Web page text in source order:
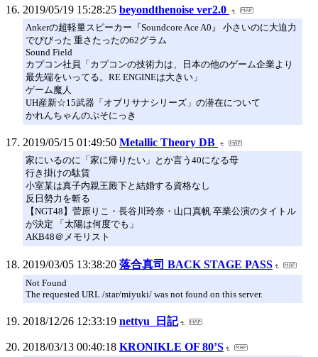
2019/05/19 15:28:25 beyondthenoise ver2.0
Ankerの超軽量スピーカー『Soundcore Ace A0』 小さいのに大迫力
でびびった 重さたったの62グラム
Sound Field
カプコン社員「カプコンの技術力は、日本の他のゲーム企業より
最先端をいってる。RE ENGINEは大きい」
ゲーム魔人
UH産新☆15武器「オブリサナシリーズ」の潜在について
かれんちゃんのぷそにっき
2019/05/15 01:49:50 Metallic Theory DB
家にいるのに「家に帰りたい」とか言う40になる母
行き掛けの駄賃
小室某は真子内親王殿下と結婚する資格なし
反日勢力を斬る
【NGT48】菅原りこ・長谷川玲奈・山口真帆 卒業公演のタイトル
が決定 「太陽は何度でも」
AKB48＠メモリスト
2019/03/05 13:38:20 落合真司 BACK STAGE PASS
Not Found
The requested URL /star/miyuki/ was not found on this server.
2018/12/26 12:33:19 nettyu_日記
2018/03/13 00:40:18 KRONIKLE OF 80’S